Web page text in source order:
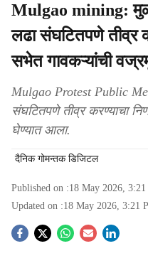
Mulgao mining:
लढा संघटितपणे तीव्र
सभेत गावकऱ्यांची
Mulgao Protest Public
संघटितपणे तीव्र करण्याचा
घेण्यात आला.
दैनिक गोमन्तक डिजिटल
Published on :18 May 2026,
Updated on :18 May 2026, 3:21
S